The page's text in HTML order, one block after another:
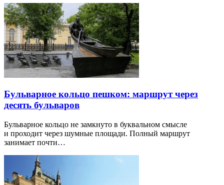
Бульварное кольцо пешком: маршрут через
десять бульваров
Бульварное кольцо не замкнуто в буквальном смысле
и проходит через шумные площади. Полный маршрут
занимает почти…